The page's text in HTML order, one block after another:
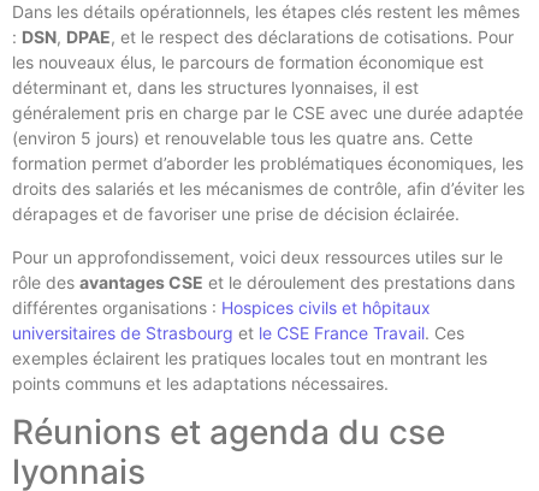
Dans les détails opérationnels, les étapes clés restent les mêmes
: DSN, DPAE, et le respect des déclarations de cotisations. Pour
les nouveaux élus, le parcours de formation économique est
déterminant et, dans les structures lyonnaises, il est
généralement pris en charge par le CSE avec une durée adaptée
(environ 5 jours) et renouvelable tous les quatre ans. Cette
formation permet d’aborder les problématiques économiques, les
droits des salariés et les mécanismes de contrôle, afin d’éviter les
dérapages et de favoriser une prise de décision éclairée.
Pour un approfondissement, voici deux ressources utiles sur le
rôle des avantages CSE et le déroulement des prestations dans
différentes organisations : Hospices civils et hôpitaux
universitaires de Strasbourg et le CSE France Travail. Ces
exemples éclairent les pratiques locales tout en montrant les
points communs et les adaptations nécessaires.
Réunions et agenda du cse
lyonnais